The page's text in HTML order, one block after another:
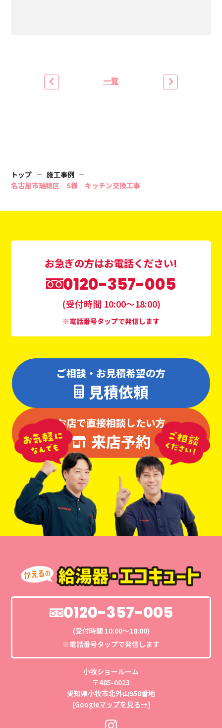
一覧
トップ
施工事例
名古屋市瑞穂区 S様 キッチン交換工事
お急ぎの方はお電話ください!
0120-357-005
(受付時間 10:00〜18:00)
※電話番号タップで発信します
ご相談・お見積希望の方
見積依頼
お店で直接相談したい方
来店予約
0120-357-005
(受付時間 10:00〜18:00)
※電話番号タップで発信します
小牧ショールーム
〒485-0023
愛知県小牧市北外山958番地
[Googleマップを見る→]